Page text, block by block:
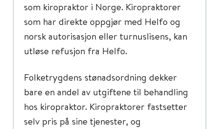
som kiropraktor i Norge. Kiropraktorer
som har direkte oppgjør med Helfo og
norsk autorisasjon eller turnuslisens, kan
utløse refusjon fra Helfo.
Folketrygdens stønadsordning dekker
bare en andel av utgiftene til behandling
hos kiropraktor. Kiropraktorer fastsetter
selv pris på sine tjenester, og